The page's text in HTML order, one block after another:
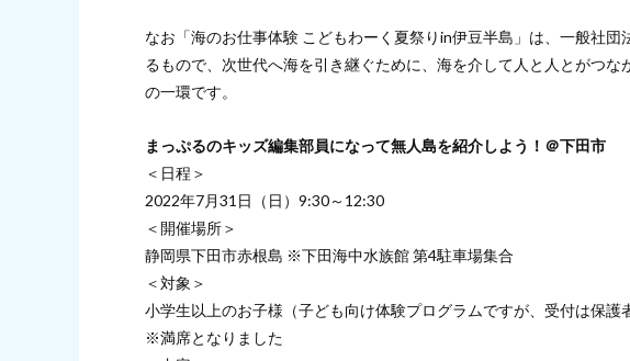
なお「海のお仕事体験 こどもわーく夏祭りin伊豆半島」は、一般社
るもので、次世代へ海を引き継ぐために、海を介して人と人とがつ
の一環です。
まっぷるのキッズ編集部員になって無人島を紹介しよう！＠下田市
＜日程＞
2022年7月31日（日）9:30～12:30
＜開催場所＞
静岡県下田市赤根島 ※下田海中水族館 第4駐車場集合
＜対象＞
小学生以上のお子様（子ども向け体験プログラムですが、受付は保護
※満席となりました